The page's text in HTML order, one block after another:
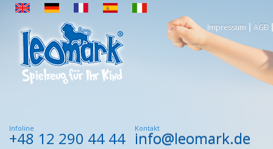
Impressum AGB
Infoline
+48 12 290 44 44
Kontakt
info@leomark.de